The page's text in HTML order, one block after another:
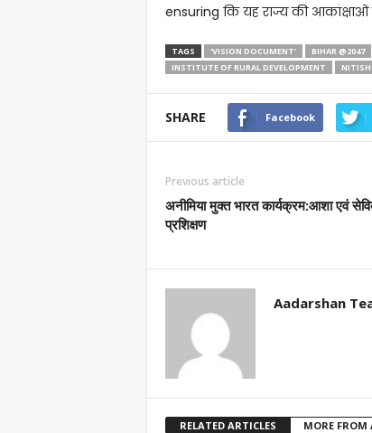
ensuring कि यह राज्य की
TAGS 'VISION DOCUMENT' BIHAR @2047
INSTITUTE OF RURAL DEVELOPMENT
NITISH
SHARE Facebook
Previous article
अनीमिया मुक्त भारत कार्यक्रम:आशा एवं
प्रशिक्षण
Aadarshan
RELATED ARTICLES MORE FROM